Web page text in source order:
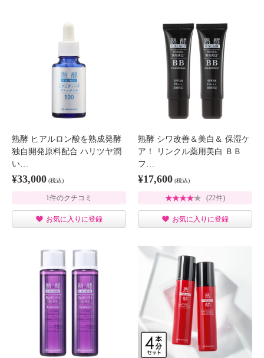
熟酵 ヒアルロン酸を熟成発酵
独自開発原料配合 ハリツヤ潤
い…
¥33,000 (税込)
1件のクチコミ
お気に入りに登録
熟酵 シワ改善＆美白＆ 保湿ケ
ア！ リンクル薬用美白 ＢＢ
フ…
¥17,600 (税込)
(22件)
お気に入りに登録